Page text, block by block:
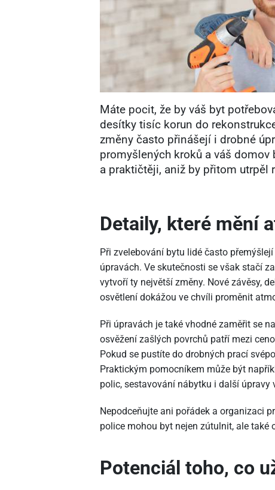
Máte pocit, že by váš byt
desítky tisíc korun do
změny často přinášejí i drobné
promyšlených kroků a váš
a praktičtěji, aniž by přitom utrpěl
Detaily, které mění
Při zvelebování bytu lidé často
úpravách. Ve skutečnosti se však stačí
vytvoří ty největší změny. Nové závěsy,
osvětlení dokážou ve chvíli proměnit
Při úpravách je také vhodné zaměřit se
osvěžení zašlých povrchů patří mezi
Pokud se pustíte do drobných prací
Praktickým pomocníkem může být
polic, sestavování nábytku i další úpravy
Nepodceňujte ani pořádek a organizaci
police mohou byt nejen zútulnit, ale také
Potenciál toho, co